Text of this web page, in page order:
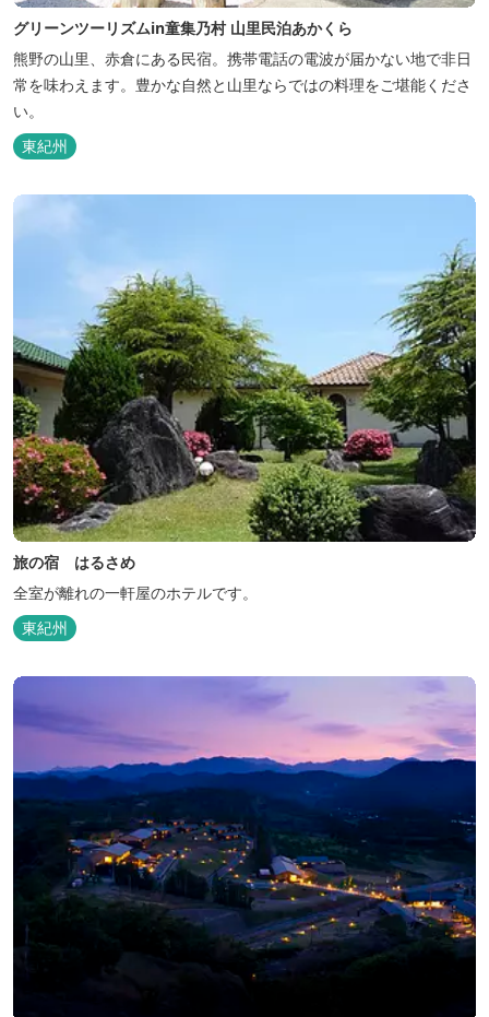
グリーンツーリズムin童集乃村 山里民泊あかくら
熊野の山里、赤倉にある民宿。携帯電話の電波が届かない地で非日
常を味わえます。豊かな自然と山里ならではの料理をご堪能くださ
い。
東紀州
旅の宿 はるさめ
全室が離れの一軒屋のホテルです。
東紀州